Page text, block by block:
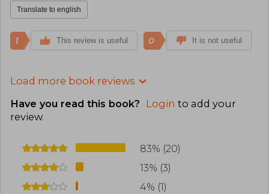
Translate to english
1 This review is useful 0 It is not useful
Load more book reviews
Have you read this book? Login to add your
review.
83% (20)
13% (3)
4% (1)